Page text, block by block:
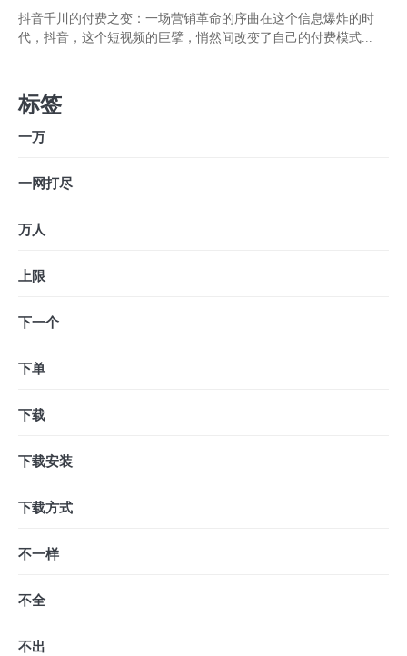
抖音千川的付费之变：一场营销革命的序曲在这个信息爆炸的时
代，抖音，这个短视频的巨擘，悄然间改变了自己的付费模式...
标签
一万
一网打尽
万人
上限
下一个
下单
下载
下载安装
下载方式
不一样
不全
不出